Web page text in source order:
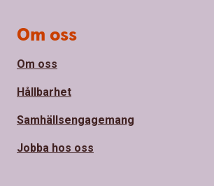
Om oss
Om oss
Hållbarhet
Samhällsengagemang
Jobba hos oss